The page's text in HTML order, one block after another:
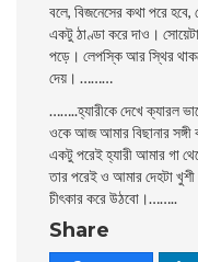
বলে, বিজনেসের কথা পরে হবে,
একটু ঠাণ্ডা করে দাও।
পড়ে। লেপস্কি আর স্থির
দেয়। ………
……..হ্যারীকে দেখে ক্যারল
ওকে আজ আমার বিছানার সঙ্গী
একটু পরেই হ্যারী আমার গা
তার পরেই ও আমার দেহটা
চীৎকার করে উঠবাে।……..
Share